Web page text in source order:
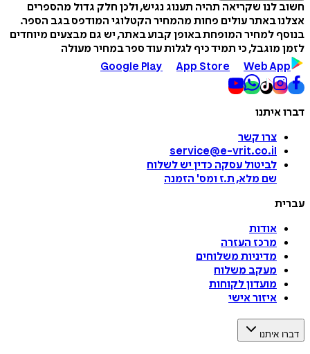
חשוב לנו שקריאה תהיה תענוג נגיש, ולכן חלק גדול מהספרים
אצלנו באתר עולים פחות מהמחיר הקטלוגי המודפס בגב הספר.
בנוסף למחיר המופחת באופן קבוע באתר, יש גם מבצעים מיוחדים
לזמן מוגבל, כי תמיד כיף לגלות עוד ספר במחיר מעולה
Google Play
App Store Web App
דברו איתנו
צרו קשר
service@e-vrit.co.il
לביטול עסקה כדין יש לשלוח
שם מלא, ת.ז ומס' הזמנה
עברית
אודות
מרכז העזרה
מדיניות משלוחים
מעקב משלוח
מועדון לקוחות
איזור אישי
דברו איתנו